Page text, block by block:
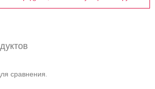
сравнения.